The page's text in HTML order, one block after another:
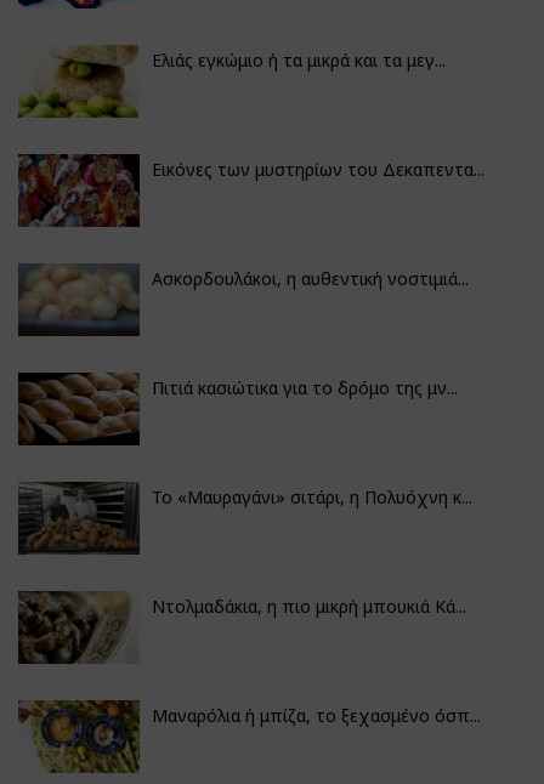
Ελιάς εγκώμιο ή τα μικρά και τα μεγ...
Εικόνες των μυστηρίων του Δεκαπεντα...
Ασκορδουλάκοι, η αυθεντική νοστιμιά...
Πιτιά κασιώτικα για το δρόμο της μν...
Το «Μαυραγάνι» σιτάρι, η Πολυόχνη κ...
Ντολμαδάκια, η πιο μικρή μπουκιά Κά...
Μαναρόλια ή μπίζα, το ξεχασμένο όσπ...